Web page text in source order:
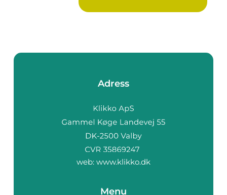
Adress
web: www.klikko.dk
Menu